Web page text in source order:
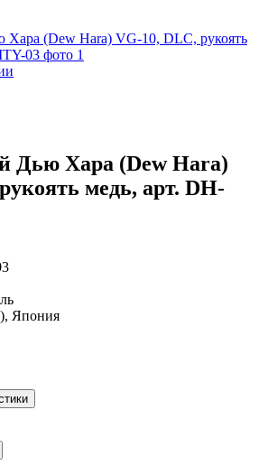
Дью Хара (Dew Hara)
медь, арт. DH-
Япония